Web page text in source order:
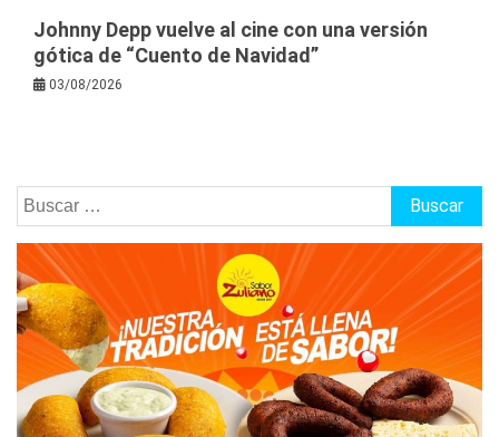
Johnny Depp vuelve al cine con una versión
gótica de “Cuento de Navidad”
03/08/2026
Buscar: